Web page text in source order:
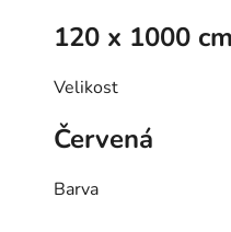
120 x 1000 cm
Velikost
Červená
Barva